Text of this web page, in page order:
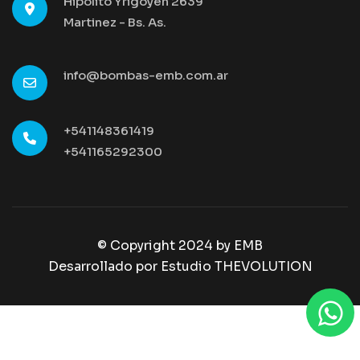
Martinez - Bs. As.
info@bombas-emb.com.ar
+541148361419
+541165292300
© Copyright 2024 by EMB
Desarrollado por Estudio THEVOLUTION